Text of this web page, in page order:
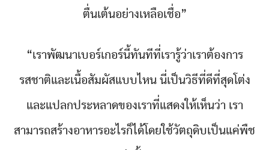
ตื่นเต้นอย่างเหลือเชื่อ”
“เราพัฒนาเบอร์เกอร์นี้ทันทีที่เรารู้ว่าเราต้องการ
รสชาติและเนื้อสัมผัสแบบไหน นี่เป็นวิธีที่ดีที่สุดโต่ง
และแปลกประหลาดของเราที่แสดงให้เห็นว่า เรา
สามารถสร้างอาหารอะไรก็ได้โดยใช้วัตถุดิบเป็นแค่พืช